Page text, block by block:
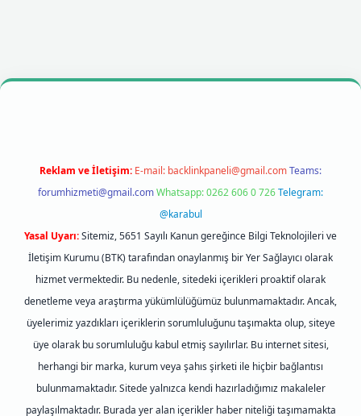
mobil girişbetexpergiris.casinobetexper giriş
Reklam ve İletişim: E-mail: backlinkpaneli@gmail.comTeams:
forumhizmeti@gmail.comWhatsapp: 0262 606 0 726Telegram:
@karabul
Yasal Uyarı:Sitemiz, 5651 Sayılı Kanun gereğince Bilgi Teknolojileri ve
İletişim Kurumu (BTK) tarafından onaylanmış bir Yer Sağlayıcı olarak
hizmet vermektedir. Bu nedenle, sitedeki içerikleri proaktif olarak
denetleme veya araştırma yükümlülüğümüz bulunmamaktadır. Ancak,
üyelerimiz yazdıkları içeriklerin sorumluluğunu taşımakta olup, siteye
üye olarak bu sorumluluğu kabul etmiş sayılırlar. Bu internet sitesi,
herhangi bir marka, kurum veya şahıs şirketi ile hiçbir bağlantısı
bulunmamaktadır. Sitede yalnızca kendi hazırladığımız makaleler
paylaşılmaktadır. Burada yer alan içerikler haber niteliği taşımamakta